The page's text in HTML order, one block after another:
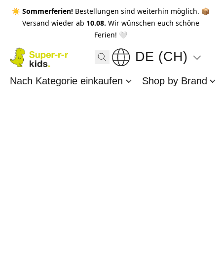
☀️ Sommerferien! Bestellungen sind weiterhin möglich. 📦
Versand wieder ab 10.08. Wir wünschen euch schöne
Ferien! 🤍
DE (CH)
Nach Kategorie einkaufen Shop by Brand